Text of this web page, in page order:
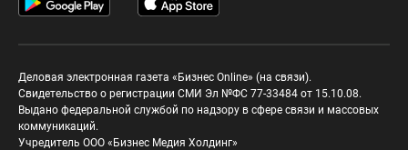
Деловая электронная газета «Бизнес Online» (на связи).
Свидетельство о регистрации СМИ Эл №ФС 77-33484 от 15.10.08.
Выдано федеральной службой по надзору в сфере связи и массовых
коммуникаций.
Учредитель ООО «Бизнес Медия Холдинг»